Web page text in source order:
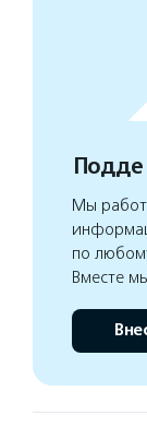
Мы
по
Вместе